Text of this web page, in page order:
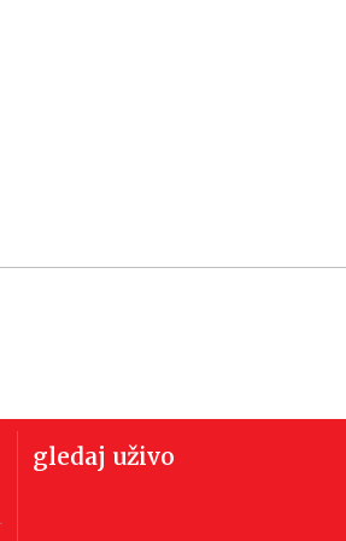
gledaj uživo